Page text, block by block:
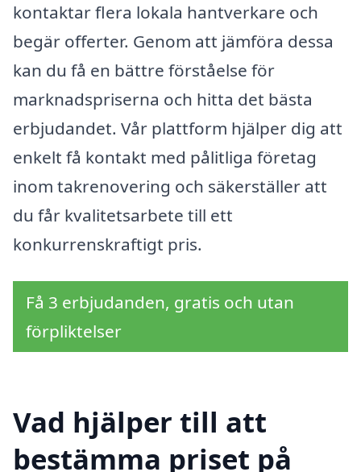
kontaktar flera lokala hantverkare och
begär offerter. Genom att jämföra dessa
kan du få en bättre förståelse för
marknadspriserna och hitta det bästa
erbjudandet. Vår plattform hjälper dig att
enkelt få kontakt med pålitliga företag
inom takrenovering och säkerställer att
du får kvalitetsarbete till ett
konkurrenskraftigt pris.
Få 3 erbjudanden, gratis och utan
förpliktelser
Vad hjälper till att
bestämma priset på